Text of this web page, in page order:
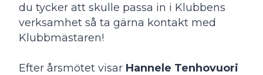
du tycker att skulle passa in i Klubbens
verksamhet så ta gärna kontakt med
Klubbmästaren!
Efter årsmötet visar Hannele Tenhovuori